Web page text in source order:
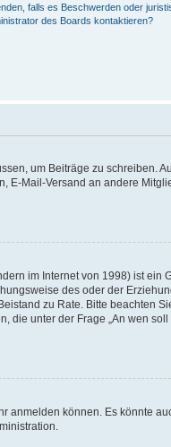
falls es Beschwerden oder
des Boards kontaktieren?
um Beiträge zu schreiben.
E-Mail-Versand an andere
im Internet von 1998) ist ein
des oder der
zu Rate. Bitte beachten
die unter der Frage „An wen
anmelden können. Es könnte